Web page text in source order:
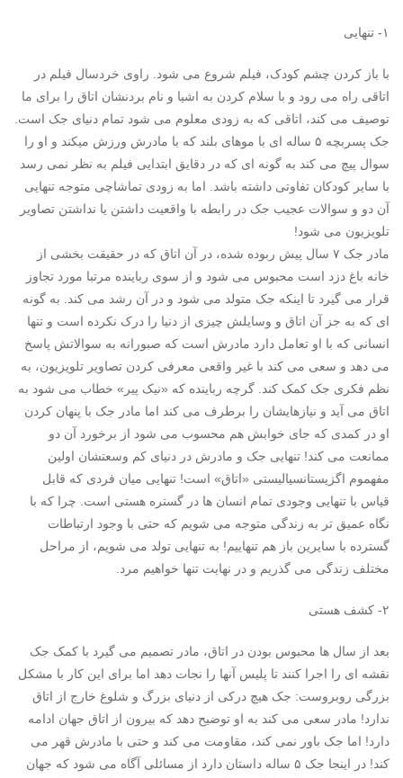
۱- تنهایی
با باز کردن چشم کودک، فیلم شروع می شود. راوی خردسال فیلم در
اتاقی راه می رود و با سلام کردن به اشیا و نام بردنشان اتاق را برای ما
توصیف می کند، اتاقی که به زودی معلوم می شود تمام دنیای جک است.
جک پسربچه ۵ ساله ای با موهای بلند که با مادرش ورزش میکند و او را
سوال پیچ می کند به گونه ای که در دقایق ابتدایی فیلم به نظر نمی رسد
با سایر کودکان تفاوتی داشته باشد. اما به زودی تماشاچی متوجه تنهایی
آن دو و سوالات عجیب جک در رابطه با واقعیت داشتن یا نداشتن تصاویر
تلویزیون می شود!
مادر جک ۷ سال پیش ربوده شده، در آن اتاق که در حقیقت بخشی از
خانه باغ دزد است محبوس می شود و از سوی رباینده مرتبا مورد تجاوز
قرار می گیرد تا اینکه جک متولد می شود و در آن رشد می کند. به گونه
ای که به جز آن اتاق و وسایلش چیزی از دنیا را درک نکرده است و تنها
انسانی که با او تعامل دارد مادرش است که صبورانه به سوالاتش پاسخ
می دهد و سعی می کند با غیر واقعی معرفی کردن تصاویر تلویزیون، به
نظم فکری جک کمک کند. گرچه رباینده که «نیک پیر» خطاب می شود به
اتاق می آید و نیازهایشان را برطرف می کند اما مادر جک با پنهان کردن
او در کمدی که جای خوابش هم محسوب می شود از برخورد آن دو
ممانعت می کند! تنهایی جک و مادرش در دنیای کم وسعتشان اولین
مفهموم اگزیستانسیالیستی «اتاق» است! تنهایی میان فردی که قابل
قیاس با تنهایی وجودی تمام انسان ها در گستره هستی است. چرا که با
نگاه عمیق تر به زندگی متوجه می شویم که حتی با وجود ارتباطات
گسترده با سایرین باز هم تنهاییم! به تنهایی تولد می شویم، از مراحل
مختلف زندگی می گذریم و در نهایت تنها خواهیم مرد.
۲- کشف هستی
بعد از سال ها محبوس بودن در اتاق، مادر تصمیم می گیرد با کمک جک
نقشه ای را اجرا کنند تا پلیس آنها را نجات دهد اما برای این کار با مشکل
بزرگی روبروست: جک هیچ درکی از دنیای بزرگ و شلوغ خارج از اتاق
ندارد! مادر سعی می کند به او توضیح دهد که بیرون از اتاق جهان ادامه
دارد! اما جک باور نمی کند، مقاومت می کند و حتی با مادرش قهر می
کند! در اینجا جک ۵ ساله داستان دارد از مسائلی آگاه می شود که جهان